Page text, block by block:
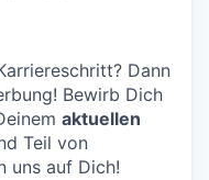
Dann
Bewirb Dich
aktuellen
Teil von
uns auf Dich!